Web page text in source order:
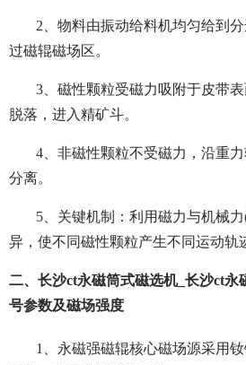
2、物料由振动给料机均匀给到
过磁辊磁场区。
3、磁性颗粒受磁力吸附于皮带
脱落，进入精矿斗。
4、非磁性颗粒不受磁力，沿重
分离。
5、关键机制：利用磁力与机械
异，使不同磁性颗粒产生不同运动轨
二、长沙ct永磁筒式磁选机_长沙ct永
号参数及磁场强度
1、永磁强磁辊核心磁场源采用